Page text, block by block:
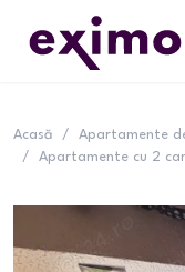
Acasă / Apartamente
/
Apartamente cu 2